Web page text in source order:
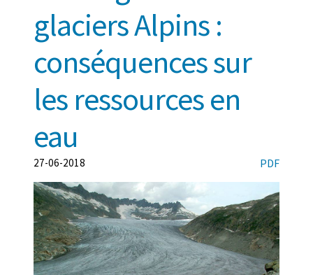
glaciers Alpins :
conséquences sur
les ressources en
eau
PDF
27-06-2018